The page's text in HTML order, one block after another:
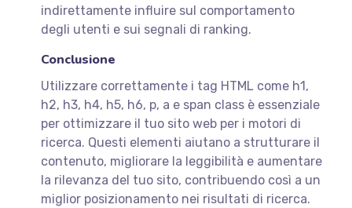
indirettamente influire sul comportamento
degli utenti e sui segnali di ranking.
Conclusione
Utilizzare correttamente i tag HTML come h1,
h2, h3, h4, h5, h6, p, a e span class è essenziale
per ottimizzare il tuo sito web per i motori di
ricerca. Questi elementi aiutano a strutturare il
contenuto, migliorare la leggibilità e aumentare
la rilevanza del tuo sito, contribuendo così a un
miglior posizionamento nei risultati di ricerca.